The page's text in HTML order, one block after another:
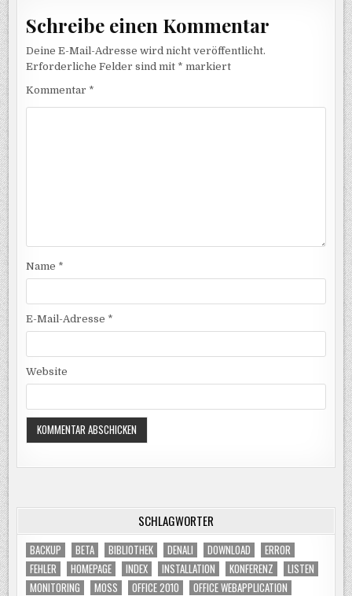
Schreibe einen Kommentar
Deine E-Mail-Adresse wird nicht veröffentlicht.
Erforderliche Felder sind mit * markiert
Kommentar *
Name *
E-Mail-Adresse *
Website
SCHLAGWÖRTER
BACKUP BETA BIBLIOTHEK DENALI DOWNLOAD
ERROR
FEHLER
HOMEPAGE INDEX INSTALLATION KONFERENZ
LISTEN
MONITORING
MOSS OFFICE 2010
OFFICE WEBAPPLICATION